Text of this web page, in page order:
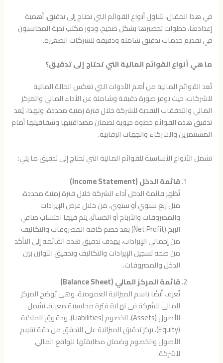
في هذا المقال، نتناول أنواع القوائم التي تحتاج إلى تدقيق، أهمية
إعدادها، خطوات تحضيرها بشكل صحيح، ودور مكتب نخبة المحاسبون
في تقديم خدمات تدقيق شاملة ودقيقة للشركات الصغيرة.
ما هي أنواع القوائم المالية التي تحتاج إلى تدقيق؟
تُعد القوائم المالية من أهم الأدوات التي تعكس الحالة المالية
للشركات، حيث توفر صورة دقيقة وشاملة عن الأداء المالي والمركز
المالي والتدفقات النقدية للشركة خلال فترة زمنية محددة، ولهذا، يُعد
تدقيق هذه القوائم خطوة حيوية لضمان مصداقيتها وشفافيتها أمام
المستثمرين والشركاء والجهات الرقابية.
تشمل الأنواع الأساسية للقوائم المالية التي تحتاج إلى تدقيق ما يلي:
قائمة الدخل (Income Statement)
تُظهر قائمة الدخل أداء الشركة خلال فترة زمنية محددة،
مثل ربع سنوي أو سنوي، من خلال عرض الإيرادات
والمصروفات والأرباح أو الخسائر، يتم فيها احتساب صافي
الربح (Net Profit) بعد خصم كافة المصروفات والتكاليف
من إجمالي الإيرادات، يهدف تدقيق هذه القائمة إلى التأكد
من صحة تسجيل الإيرادات والتكاليف وتحقيق التوازن بين
الدخل والمصروفات.
قائمة المركز المالي (Balance Sheet)
تُعرف أيضًا باسم الميزانية العمومية، وهي توضح المركز
المالي للشركة في نهاية فترة محاسبية معينة، تشمل
الأصول (Assets)، الخصوم (Liabilities)، وحقوق الملكية
(Equity)، يركز تدقيق الميزانية على التحقق من دقة تقييم
الأصول والخصوم وضمان مطابقتها للواقع المالي
للشركة.